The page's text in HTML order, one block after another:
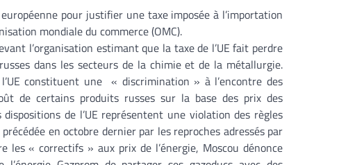
pour justifier une taxe imposée à l’importation
mondiale du commerce (OMC).
l’organisation estimant que la taxe de l’UE fait perdre
dans les secteurs de la chimie et de la métallurgie.
constituent une « discrimination » à l’encontre des
de certains produits russes sur la base des prix des
de l’UE représentent une violation des règles
en octobre dernier par les reproches adressés par
les « correctifs » aux prix de l’énergie, Moscou dénonce